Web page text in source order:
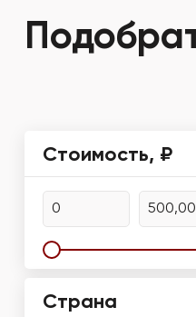
Стоимость, ₽
Страна